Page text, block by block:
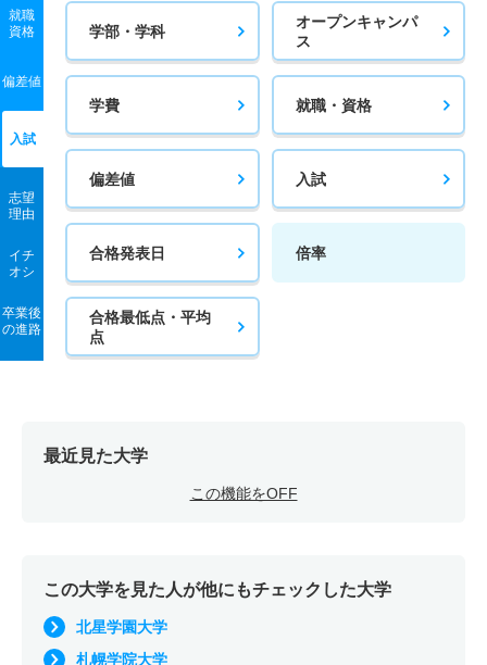
就職
資格
偏差値
入試
志望
理由
イチ
オシ
卒業後
の進路
学部・学科
オープンキャンパ
ス
学費 就職・資格
偏差値 入試
合格発表日 倍率
合格最低点・平均
点
最近見た大学
この機能をOFF
この大学を見た人が他にもチェックした大学
北星学園大学
札幌学院大学